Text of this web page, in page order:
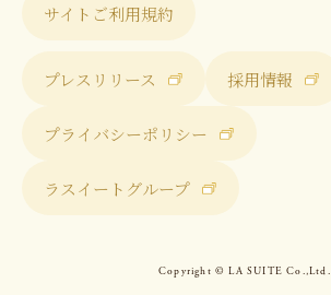
サイトご利用規約
プレスリリース 採用情報
プライバシーポリシー
ラスイートグループ
Copyright © LA SUITE Co.,Ltd.